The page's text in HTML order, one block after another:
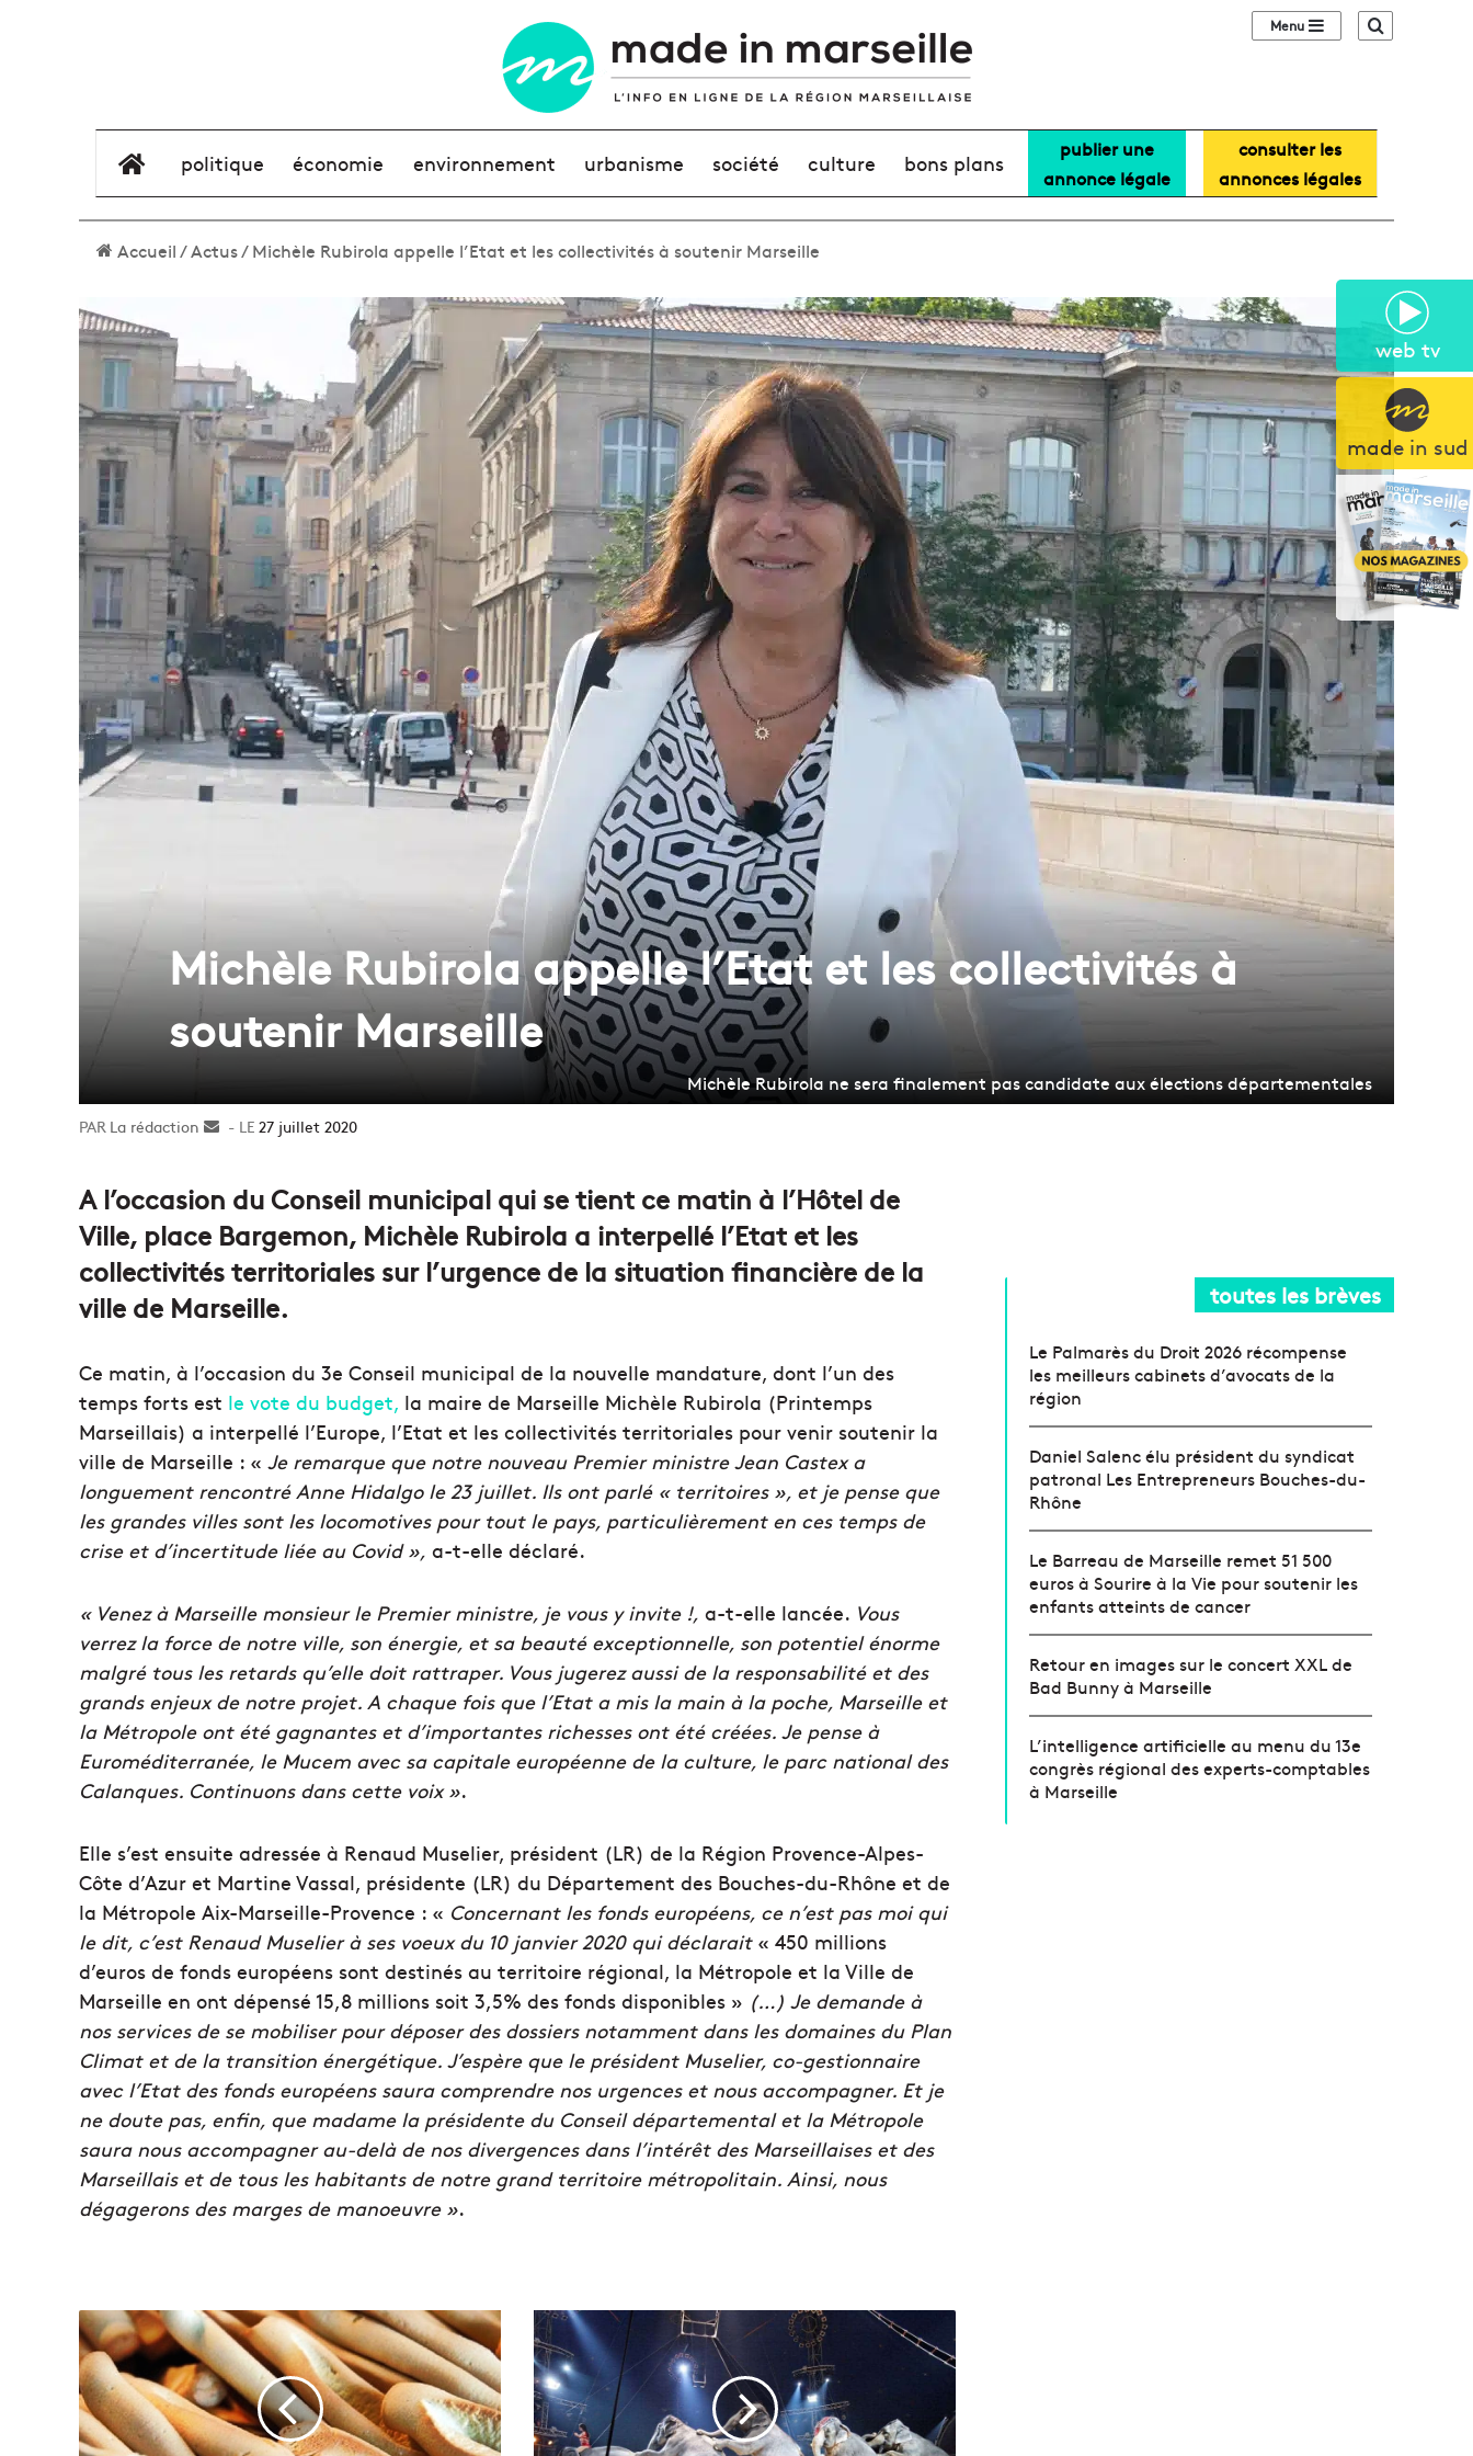
web tv
made in sud
Sidebar (barre
élément de menu
politique économie environnement urbanisme société culture bons plans
publier une
annonce légale
consulter les
annonces légales
Accueil/Actus/Michèle Rubirola appelle l’Etat et les collectivités à soutenir Marseille
Michèle Rubirola appelle l’Etat et les collectivités à
soutenir Marseille
Michèle Rubirola ne sera finalement pas candidate aux élections départementales
La rédaction
Envoyer27 juillet 2020
A l’occasion du Conseil municipal qui se tient ce matin à l’Hôtel de
Ville, place Bargemon, Michèle Rubirola a interpellé l’Etat et les
collectivités territoriales sur l’urgence de la situation financière de la
ville de Marseille.
Ce matin, à l’occasion du 3e Conseil municipal de la nouvelle mandature, dont l’un des
temps forts est le vote du budget, la maire de Marseille Michèle Rubirola (Printemps
Marseillais) a interpellé l’Europe, l’Etat et les collectivités territoriales pour venir soutenir la
ville de Marseille : « Je remarque que notre nouveau Premier ministre Jean Castex a
longuement rencontré Anne Hidalgo le 23 juillet. Ils ont parlé « territoires », et je pense que
les grandes villes sont les locomotives pour tout le pays, particulièrement en ces temps de
crise et d’incertitude liée au Covid », a-t-elle déclaré.
« Venez à Marseille monsieur le Premier ministre, je vous y invite !, a-t-elle lancée. Vous
verrez la force de notre ville, son énergie, et sa beauté exceptionnelle, son potentiel énorme
malgré tous les retards qu’elle doit rattraper. Vous jugerez aussi de la responsabilité et des
grands enjeux de notre projet. A chaque fois que l’Etat a mis la main à la poche, Marseille et
la Métropole ont été gagnantes et d’importantes richesses ont été créées. Je pense à
Euroméditerranée, le Mucem avec sa capitale européenne de la culture, le parc national des
Calanques. Continuons dans cette voix ».
Elle s’est ensuite adressée à Renaud Muselier, président (LR) de la Région Provence-Alpes-
Côte d’Azur et Martine Vassal, présidente (LR) du Département des Bouches-du-Rhône et de
la Métropole Aix-Marseille-Provence : « Concernant les fonds européens, ce n’est pas moi qui
le dit, c’est Renaud Muselier à ses voeux du 10 janvier 2020 qui déclarait « 450 millions
d’euros de fonds européens sont destinés au territoire régional, la Métropole et la Ville de
Marseille en ont dépensé 15,8 millions soit 3,5% des fonds disponibles » (…) Je demande à
nos services de se mobiliser pour déposer des dossiers notamment dans les domaines du Plan
Climat et de la transition énergétique. J’espère que le président Muselier, co-gestionnaire
avec l’Etat des fonds européens saura comprendre nos urgences et nous accompagner. Et je
ne doute pas, enfin, que madame la présidente du Conseil départemental et la Métropole
saura nous accompagner au-delà de nos divergences dans l’intérêt des Marseillaises et des
Marseillais et de tous les habitants de notre grand territoire métropolitain. Ainsi, nous
dégagerons des marges de manoeuvre ».
N
o
s
b
o
n
L
a
V
i
l
l
toutes les brèves
Le Palmarès du Droit 2026 récompense
les meilleurs cabinets d’avocats de la
région
Daniel Salenc élu président du syndicat
patronal Les Entrepreneurs Bouches-du-
Rhône
Le Barreau de Marseille remet 51 500
euros à Sourire à la Vie pour soutenir les
enfants atteints de cancer
Retour en images sur le concert XXL de
Bad Bunny à Marseille
L’intelligence artificielle au menu du 13e
congrès régional des experts-comptables
à Marseille